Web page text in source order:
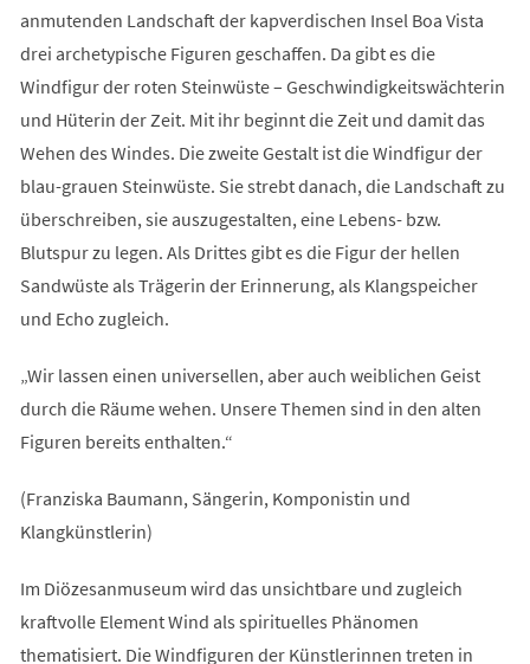
anmutenden Landschaft der kapverdischen Insel Boa Vista
drei archetypische Figuren geschaffen. Da gibt es die
Windfigur der roten Steinwüste – Geschwindigkeitswächterin
und Hüterin der Zeit. Mit ihr beginnt die Zeit und damit das
Wehen des Windes. Die zweite Gestalt ist die Windfigur der
blau-grauen Steinwüste. Sie strebt danach, die Landschaft zu
überschreiben, sie auszugestalten, eine Lebens- bzw.
Blutspur zu legen. Als Drittes gibt es die Figur der hellen
Sandwüste als Trägerin der Erinnerung, als Klangspeicher
und Echo zugleich.
„Wir lassen einen universellen, aber auch weiblichen Geist
durch die Räume wehen. Unsere Themen sind in den alten
Figuren bereits enthalten.“
(Franziska Baumann, Sängerin, Komponistin und
Klangkünstlerin)
Im Diözesanmuseum wird das unsichtbare und zugleich
kraftvolle Element Wind als spirituelles Phänomen
thematisiert. Die Windfiguren der Künstlerinnen treten in